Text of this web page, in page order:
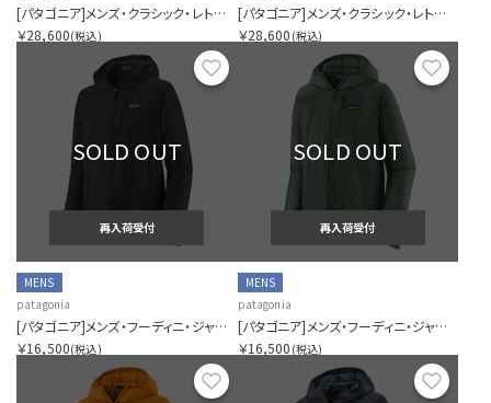
[パタゴニア]メンズ・クラシック・レトロX・ベスト
￥28,600(税込)
[パタゴニア]メンズ・クラシック・レトロX・ベスト
￥28,600 (税込)
お気に入り
SOLD OUT
再入荷受付
MENS
patagonia
[パタゴニア]メンズ・フーディニ・ジャケット
￥16,500(税込)
SOLD OUT
再入荷受付
MENS
patagonia
[パタゴニア]メンズ・フーディニ・ジャケット
￥16,500 (税込)
お気に入り